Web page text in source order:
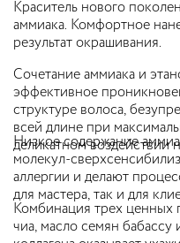
Краситель нового
аммиака. Комфортное
результат окрашивания.
Сочетание аммиака и
эффективное
структуре волоса,
всей длине при
деликатном воздействии
Низкое содержание
молекул-
аллергии и делают
для мастера, так и для
Комбинация трех ценных
чиа, масло семян бабассу